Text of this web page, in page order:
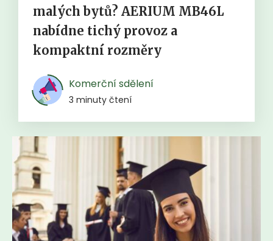
malých bytů? AERIUM MB46L
nabídne tichý provoz a
kompaktní rozměry
Komerční sdělení
3 minuty čtení